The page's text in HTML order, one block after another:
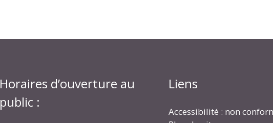
Horaires d’ouverture au
public :
Liens
Accessibilité : non